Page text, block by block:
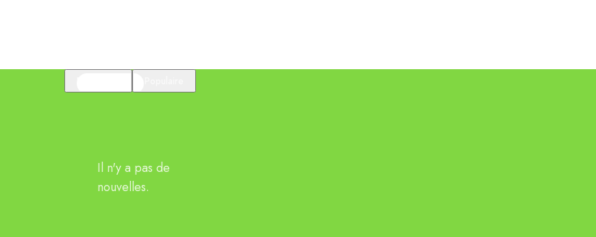
Il n'y a pas de
nouvelles.